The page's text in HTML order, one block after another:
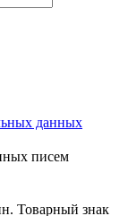
данных
писем
Товарный знак